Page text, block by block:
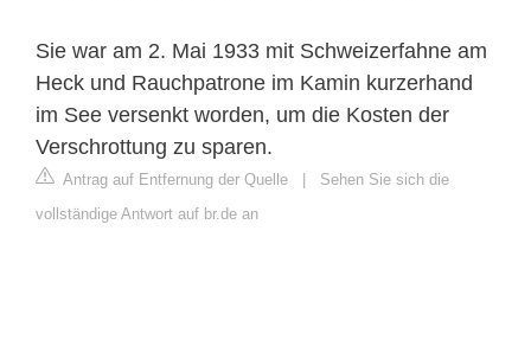
Sie war am 2. Mai 1933 mit Schweizerfahne am
Heck und Rauchpatrone im Kamin kurzerhand
im See versenkt worden, um die Kosten der
Verschrottung zu sparen.
Antrag auf Entfernung der Quelle | Sehen Sie sich die
vollständige Antwort auf br.de an